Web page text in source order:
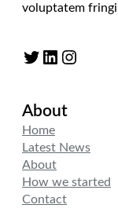
voluptatem
Twitter LinkedIn Instagram
About
Home
Latest News
About
How we started
Contact